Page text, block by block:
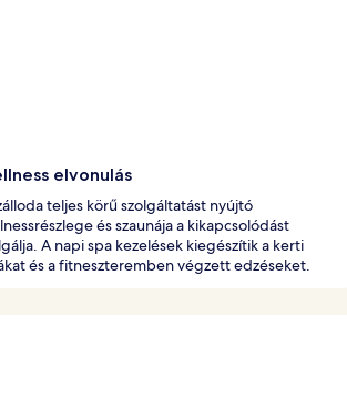
elvonulás
teljes körű szolgáltatást nyújtó
és szaunája a kikapcsolódást
A napi spa kezelések kiegészítik a kerti
és a fitneszteremben végzett edzéseket.